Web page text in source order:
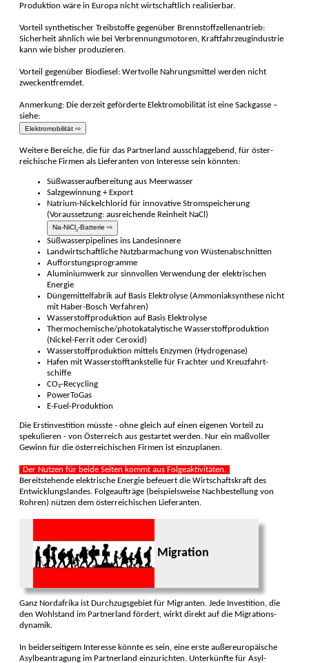
Produk­tion wäre in Europa nicht wirt­schaftlich realisier­bar.
Vorteil synthetischer Treib­stoffe gegenüber Brenn­stoffzellen­antrieb:
Sicher­heit ähnlich wie bei Verbrennungs­motoren, Kraft­fahrzeug­industrie
kann wie bisher produ­zieren.
Vorteil gegenüber Bio­diesel: Wert­volle Nahrungs­mittel werden nicht
zweck­ent­fremdet.
Anmerkung: Die derzeit geför­derte Elektro­mobilität ist eine Sack­gasse –
siehe:
Elektromobilität ⇨
Weitere Bereiche, die für das Partner­land ausschlag­gebend, für öster­
reichische Fir­men als Lieferan­ten von Interesse sein könnten:
Süßwasserauf­bereitung aus Meer­wasser
Salzgewinnung + Export
Natrium-Nickel­chlorid für inno­vative Strom­speicherung
(Voraus­setzung: aus­reichende Rein­heit NaCl)
Na-NiCl2-Batterie ⇨
Süßwasserpipelines ins Landes­innere
Landwirtschaftliche Nutzbar­machung von Wüsten­abschnit­ten
Aufforstungs­programme
Aluminiumwerk zur sinnvollen Ver­wendung der elek­trischen
Energie
Düngemittelfabrik auf Basis Elektro­lyse (Ammoniak­synthese nicht
mit Haber-Bosch Ver­fahren)
Wasserstoffproduktion auf Basis Elektro­lyse
Thermochemische/photokatalytische Wasserstoffproduktion
(Nickel-Ferrit oder Ceroxid)
Wasserstoffproduktion mittels Enzymen (Hydrogenase)
Hafen mit Wasserstoff­tank­stelle für Frach­ter und Kreuz­fahrt­
schiffe
CO₂-Recycling
PowerToGas
E-Fuel-Produktion
Die Erstinvestition müsste - ohne gleich auf einen eige­nen Vor­teil zu
speku­lieren - von Öster­reich aus gestar­tet werden. Nur ein maß­voller
Gewinn für die österreichi­schen Fir­men ist einzu­planen.
Der Nutzen für beide Seiten kommt aus Folge­aktivi­täten.
Bereitstehende elek­trische Ener­gie be­feuert die Wirtschafts­kraft des
Entwicklungs­landes. Folge­aufträge (beispielsweise Nachbestellung von
Rohren) nützen dem öster­reichi­schen Liefer­anten.
Migration
Ganz Nordafrika ist Durchzugs­gebiet für Migran­ten. Jede Investi­tion, die
den Wohl­stand im Partner­land fördert, wirkt direkt auf die Migrations­
dynamik.
In beider­seitigem Inter­esse könnte es sein, eine erste außer­europäische
Asyl­beantra­gung im Partner­land einzu­richten. Unter­künfte für Asyl­